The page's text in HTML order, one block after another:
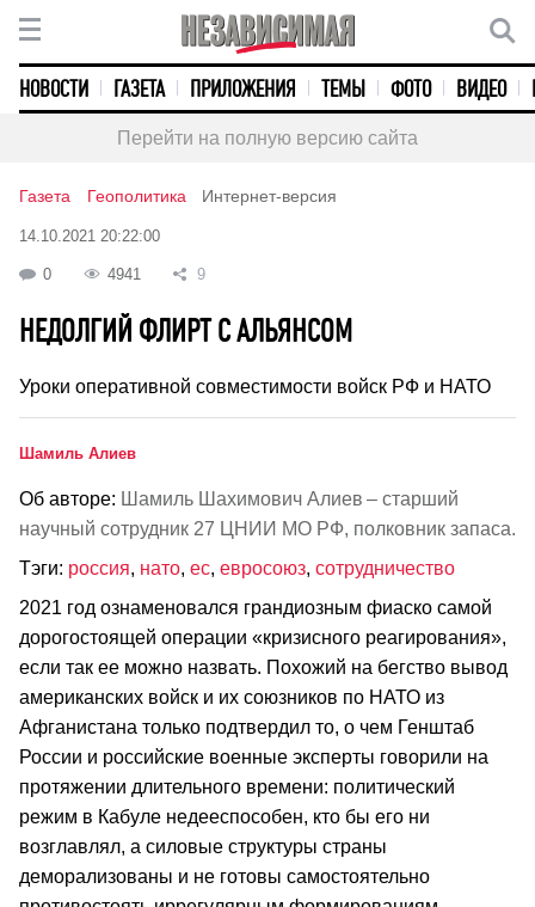
НОВОСТИ ГАЗЕТА ПРИЛОЖЕНИЯ ТЕМЫ ФОТО ВИДЕО
Перейти на полную версию сайта
Газета Геополитика Интернет-версия
14.10.2021 20:22:00
0 4941 9
НЕДОЛГИЙ ФЛИРТ С АЛЬЯНСОМ
Уроки оперативной совместимости войск РФ и НАТО
Шамиль Алиев
Об авторе: Шамиль Шахимович Алиев – старший
научный сотрудник 27 ЦНИИ МО РФ, полковник запаса.
Тэги: россия, нато, ес, евросоюз, сотрудничество
2021 год ознаменовался грандиозным фиаско самой
дорогостоящей операции «кризисного реагирования»,
если так ее можно назвать. Похожий на бегство вывод
американских войск и их союзников по НАТО из
Афганистана только подтвердил то, о чем Генштаб
России и российские военные эксперты говорили на
протяжении длительного времени: политический
режим в Кабуле недееспособен, кто бы его ни
возглавлял, а силовые структуры страны
деморализованы и не готовы самостоятельно